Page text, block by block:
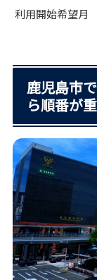
利用開始希望月
鹿児島市
ら順番が